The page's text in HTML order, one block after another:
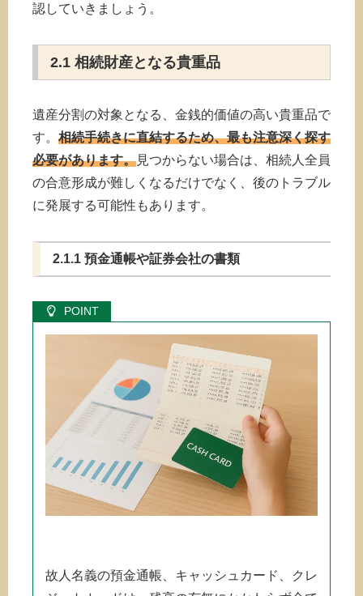
認していきましょう。
2.1 相続財産となる貴重品
遺産分割の対象となる、金銭的価値の高い貴重品で
す。 相続手続きに直結するため、最も注意深く探す
必要があります。見つからない場合は、相続人全員
の合意形成が難しくなるだけでなく、後のトラブル
に発展する可能性もあります。
2.1.1 預金通帳や証券会社の書類
故人名義の預金通帳、キャッシュカード、クレ